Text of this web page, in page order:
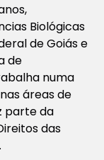
Biológicas
de Goiás e
de
numa
áreas de
parte da
das